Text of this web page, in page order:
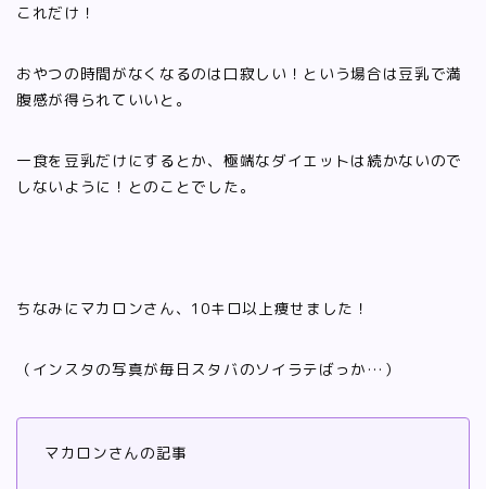
これだけ！
おやつの時間がなくなるのは口寂しい！という場合は豆乳で満
腹感が得られていいと。
一食を豆乳だけにするとか、極端なダイエットは続かないので
しないように！とのことでした。
ちなみにマカロンさん、10キロ以上痩せました！
（インスタの写真が毎日スタバのソイラテばっか…）
マカロンさんの記事